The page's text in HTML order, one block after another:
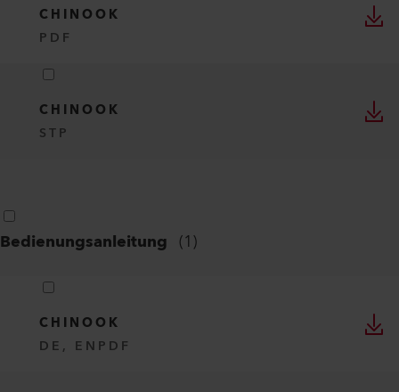
CHINOOK
PDF
CHINOOK
STP
Bedienungsanleitung (1)
CHINOOK
DE, EN PDF